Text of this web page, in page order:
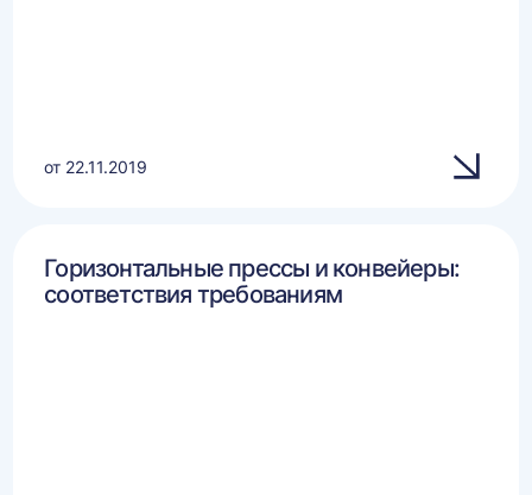
от 22.11.2019
Горизонтальные прессы и конвейеры:
соответствия требованиям